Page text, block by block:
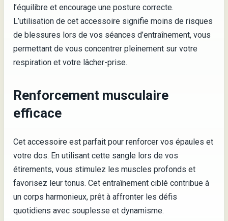
l’équilibre et encourage une posture correcte.
L’utilisation de cet accessoire signifie moins de risques
de blessures lors de vos séances d’entraînement, vous
permettant de vous concentrer pleinement sur votre
respiration et votre lâcher-prise.
Renforcement musculaire
efficace
Cet accessoire est parfait pour renforcer vos épaules et
votre dos. En utilisant cette sangle lors de vos
étirements, vous stimulez les muscles profonds et
favorisez leur tonus. Cet entraînement ciblé contribue à
un corps harmonieux, prêt à affronter les défis
quotidiens avec souplesse et dynamisme.